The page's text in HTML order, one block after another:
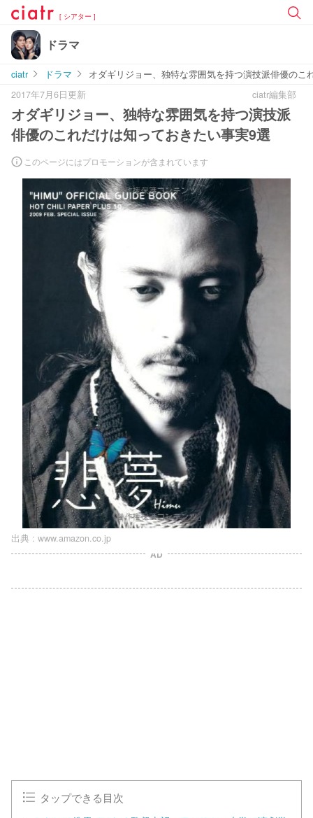
[ シアター ]
ドラマ
ciatr ドラマ
オダギリジョー、独特な雰囲気を持つ演技派俳優のこ
2017年7月6日更新
ciatr編集部
オダギリジョー、独特な雰囲気を持つ演技派
俳優のこれだけは知っておきたい事実9選
このページにはプロモーションが含まれています
出典 : www.amazon.co.jp
AD
タップできる目次